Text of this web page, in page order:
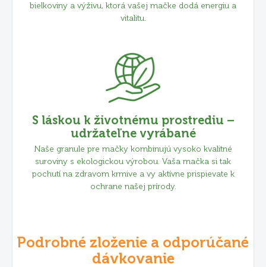
bielkoviny a výživu, ktorá vašej mačke dodá energiu a
vitalitu.
S láskou k životnému prostrediu –
udržateľne vyrábané
Naše granule pre mačky kombinujú vysoko kvalitné
suroviny s ekologickou výrobou. Vaša mačka si tak
pochutí na zdravom krmive a vy aktívne prispievate k
ochrane našej prírody.
Podrobné zloženie a odporúčané
dávkovanie